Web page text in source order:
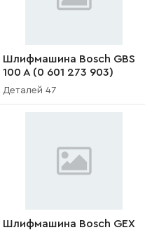
Шлифмашина Bosch GBS
100 A (0 601 273 903)
Деталей 47
Шлифмашина Bosch GEX